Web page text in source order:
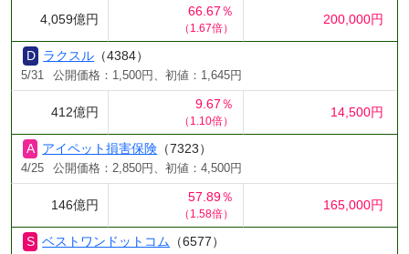
4,059億円
66.67％
（1.67倍）
200,000円
ラクスル （4384）
5/31 公開価格：1,500円、初値：1,645円
412億円
9.67％
（1.10倍）
14,500円
アイペット損害保険 （7323）
4/25 公開価格：2,850円、初値：4,500円
146億円
57.89％
（1.58倍）
165,000円
ベストワンドットコム （6577）